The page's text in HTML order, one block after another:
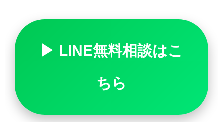
▶ LINE無料相談はこ
ちら